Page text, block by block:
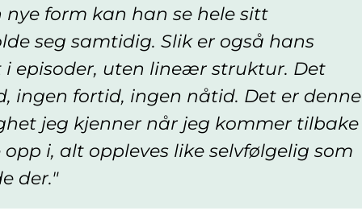
form kan han se hele sitt
seg samtidig. Slik er også hans
i episoder, uten lineær struktur. Det
ingen fortid, ingen nåtid. Det er denne
jeg kjenner når jeg kommer tilbake
i, alt oppleves like selvfølgelig som
der.